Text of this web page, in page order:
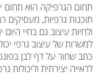
תחום הגרפיקה הוא תחום
תוכנות גרפיות, מעסיקים
ולחיות עיצוב גם בחיי
למשרות של עיצוב גרפי
כתב שחור על דף לבן
לראייה יצירתית וליכולות